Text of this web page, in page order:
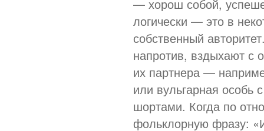
— хорош собой,
логически — это в
собственный
напротив, вздыхают с
их партнера —
или вульгарная
шортами. Когда по
фольклорную фразу: